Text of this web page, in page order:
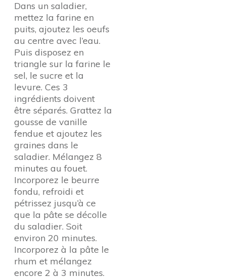
Dans un saladier,
mettez la farine en
puits, ajoutez les oeufs
au centre avec l’eau.
Puis disposez en
triangle sur la farine le
sel, le sucre et la
levure. Ces 3
ingrédients doivent
être séparés. Grattez la
gousse de vanille
fendue et ajoutez les
graines dans le
saladier. Mélangez 8
minutes au fouet.
Incorporez le beurre
fondu, refroidi et
pétrissez jusqu’à ce
que la pâte se décolle
du saladier. Soit
environ 20 minutes.
Incorporez à la pâte le
rhum et mélangez
encore 2 à 3 minutes.